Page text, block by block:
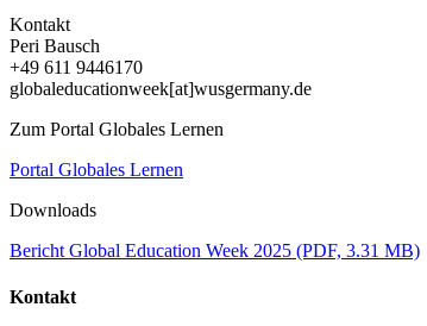
Kontakt
Peri Bausch
+49 611 9446170
globaleducationweek[at]wusgermany.de
Zum Portal Globales Lernen
Portal Globales Lernen
Downloads
Bericht Global Education Week 2025 (PDF, 3.31 MB)
Kontakt